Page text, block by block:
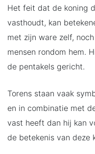
Het feit dat de koning
vasthoudt, kan
met zijn ware zelf,
mensen rondom hem.
de pentakels gericht.
Torens staan vaak
en in combinatie met
vast heeft dan hij kan
de betekenis van deze